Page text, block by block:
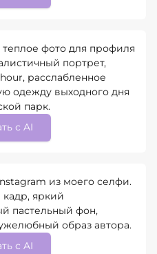
фото для профиля
портрет,
расслабленное
одежду выходного дня
парк.
с AI
из моего селфи.
кадр, яркий
пастельный фон,
образ автора.
с AI